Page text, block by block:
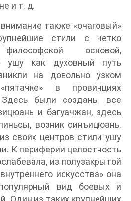
и т. д.
также «очаговый»
стили с четко
философской основой,
ушу как духовный путь
на довольно узком
в провинциях
были созданы все
и багуачжан, здесь
возник синъицюань.
своих центров стили ушу
К периферии целостность
из полузакрытой
искусства» она
вид боевых и
Один из таких крупнейших